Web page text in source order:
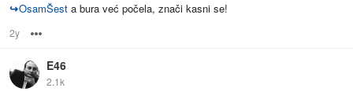
↪OsamŠest a bura već počela, znači kasni se!
2y
E46
2.1k